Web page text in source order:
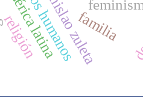
américa latinaestanislao zuleta
religión familia